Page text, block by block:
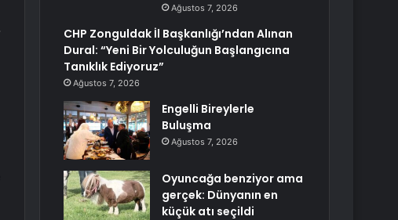
Ağustos 7, 2026
CHP Zonguldak İl Başkanlığı’ndan Alınan
Dural: “Yeni Bir Yolculuğun Başlangıcına
Tanıklık Ediyoruz”
Ağustos 7, 2026
Engelli Bireylerle
Buluşma
Ağustos 7, 2026
Oyuncağa benziyor ama
gerçek: Dünyanın en
küçük atı seçildi